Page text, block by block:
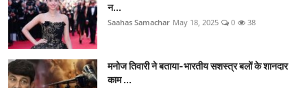
न...
Saahas Samachar May 18, 2025 0 38
मनोज तिवारी ने बताया-भारतीय सशस्त्र बलों के शानदार
काम ...